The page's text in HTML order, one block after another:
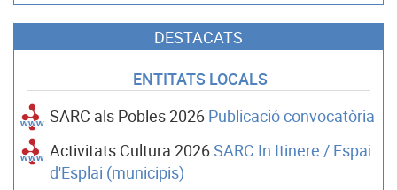
DESTACATS
ENTITATS LOCALS
SARC als Pobles 2026 Publicació convocatòria
Activitats Cultura 2026SARC In Itinere / Espai
d'Esplai (municipis)